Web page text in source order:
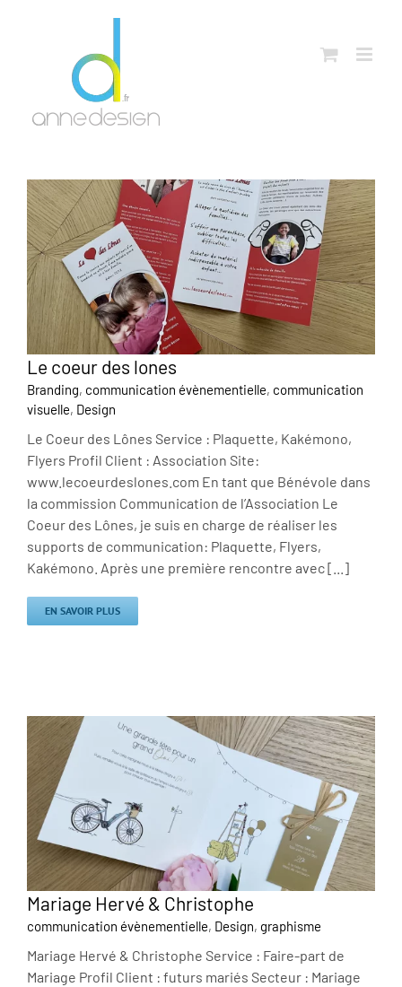
Le coeur des lones
Branding, communication évènementielle, communication
visuelle, Design
Le Coeur des Lônes Service : Plaquette, Kakémono,
Flyers Profil Client : Association Site:
www.lecoeurdeslones.com En tant que Bénévole dans
la commission Communication de l’Association Le
Coeur des Lônes, je suis en charge de réaliser les
supports de communication: Plaquette, Flyers,
Kakémono. Après une première rencontre avec [...]
EN SAVOIR PLUS
Mariage Hervé & Christophe
communication évènementielle, Design, graphisme
Mariage Hervé & Christophe Service : Faire-part de
Mariage Profil Client : futurs mariés Secteur : Mariage